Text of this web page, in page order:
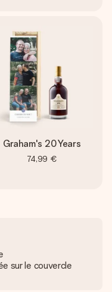
Graham's 20 Years
74,99 €
sur le couvercle